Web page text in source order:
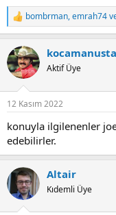
R
e
c
t
i
s
bombrman,emrah74
kocamanusta
Aktif Üye
12 Kasım 2022
konuyla ilgilenenler
edebilirler.
Altair
Kıdemli Üye